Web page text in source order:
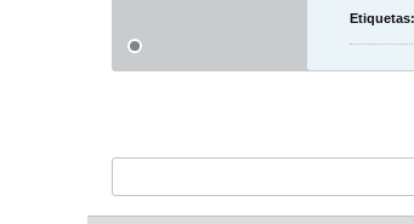
Etiquetas: